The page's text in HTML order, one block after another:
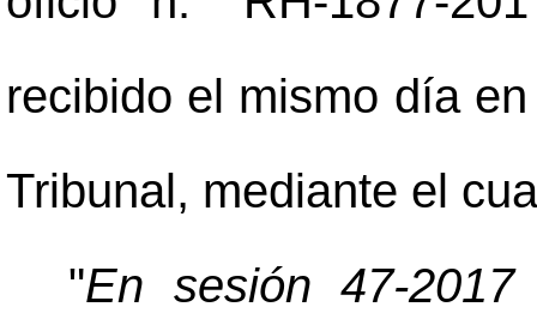
recibido el mismo día
Tribunal, mediante el
"En sesión 47-